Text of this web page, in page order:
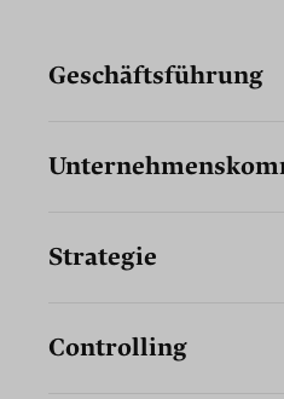
Geschäftsführung
Strategie
Controlling